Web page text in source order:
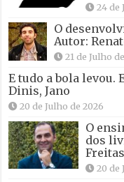
24 de
O
Autor:
21 de Julho
E tudo a bola levou.
Dinis, Jano
20 de Julho de 2026
O
dos
20 de